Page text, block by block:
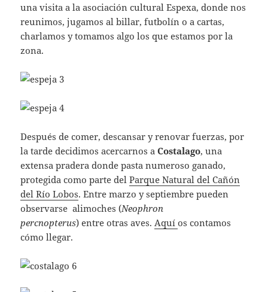
una visita a la asociación cultural Espexa, donde nos
reunimos, jugamos al billar, futbolín o a cartas,
charlamos y tomamos algo los que estamos por la
zona.
Después de comer, descansar y renovar fuerzas, por
la tarde decidimos acercarnos aCostalago, una
extensa pradera donde pasta numeroso ganado,
protegida como parte delParque Natural del Cañón
del Río Lobos. Entre marzo y septiembre pueden
observarse alimoches (Neophron
percnopterus) entre otras aves.Aquíos contamos
cómo llegar.